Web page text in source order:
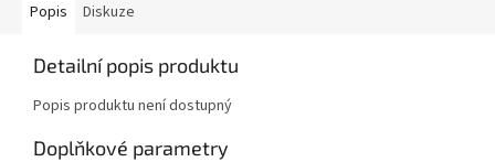
Popis Diskuze
Detailní popis produktu
Popis produktu není dostupný
Doplňkové parametry